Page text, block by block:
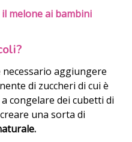
melone ai bambini
necessario aggiungere
di zuccheri di cui è
congelare dei cubetti di
una sorta di